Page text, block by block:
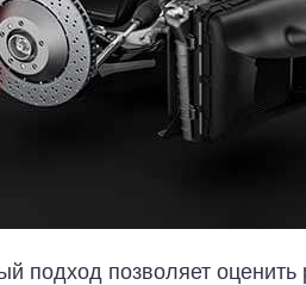
подход позволяет оценить